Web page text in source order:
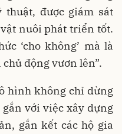
thuật, được giám sát
nuôi phát triển tốt.
‘cho không’ mà là
chủ động vươn lên”.
hình không chỉ dừng
với việc xây dựng
gắn kết các hộ gia